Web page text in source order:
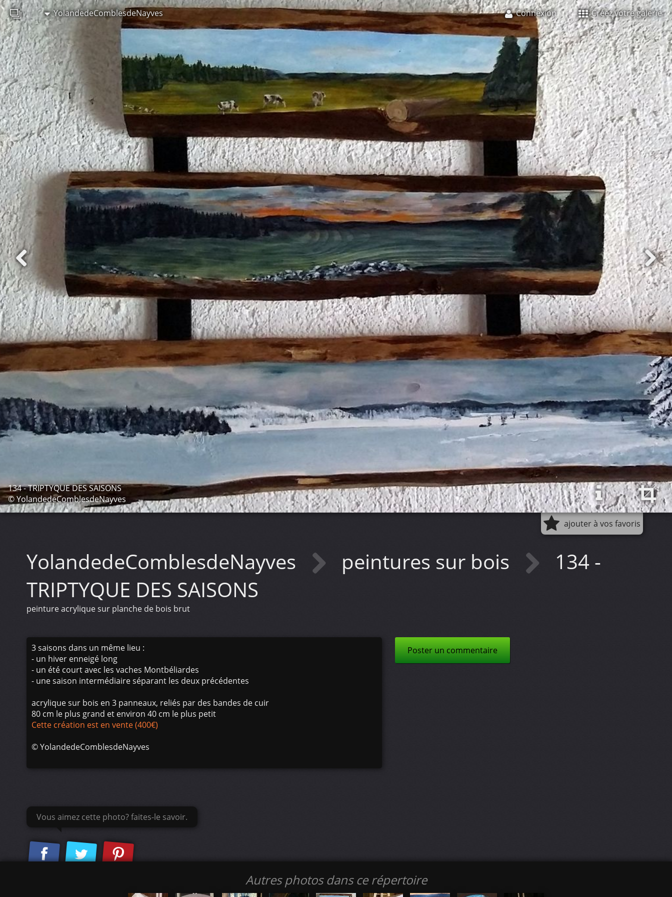
YolandedeComblesdeNayves Connexion Créez votre galerie
134 - TRIPTYQUE DES SAISONS
© YolandedeComblesdeNayves
ajouter à vos favoris
YolandedeComblesdeNayves peintures sur bois
134 -
TRIPTYQUE DES SAISONS
peinture acrylique sur planche de bois brut
3 saisons dans un même lieu :
- un hiver enneigé long
- un été court avec les vaches Montbéliardes
- une saison intermédiaire séparant les deux précédentes
acrylique sur bois en 3 panneaux, reliés par des bandes de cuir
80 cm le plus grand et environ 40 cm le plus petit
Cette création est en vente (400€)
©YolandedeComblesdeNayves
Poster un commentaire
Vous aimez cette photo? faites-le savoir.
Autres photos dans ce répertoire